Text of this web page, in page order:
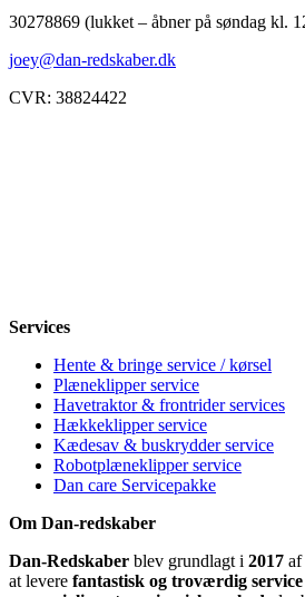
30278869 (lukket – åbner på søndag kl.
joey@dan-redskaber.dk
CVR: 38824422
Services
Hente & bringe service / kørsel
Plæneklipper service
Havetraktor & frontrider services
Hækkeklipper service
Kædesav & buskrydder service
Robotplæneklipper service
Dan care Servicepakke
Om Dan-redskaber
Dan-Redskaber blev grundlagt i 2017 af
at levere fantastisk og troværdig service